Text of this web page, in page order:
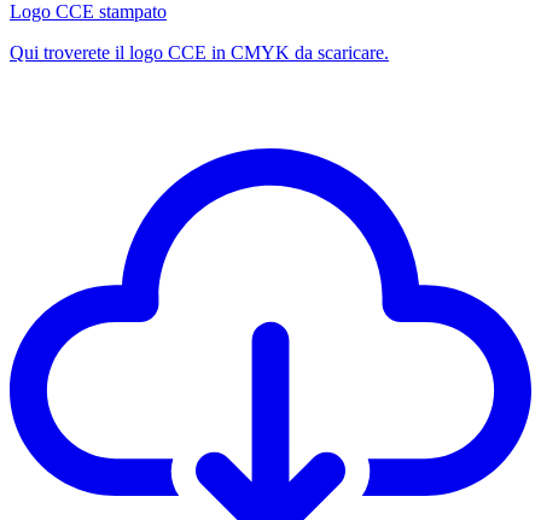
Logo CCE stampato
Qui troverete il logo CCE in CMYK da scaricare.